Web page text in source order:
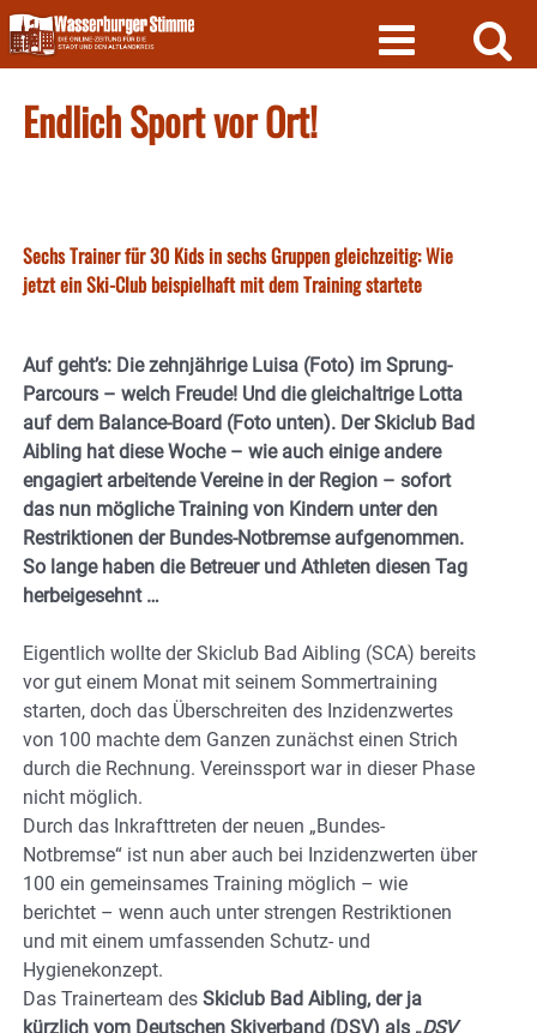
Skip
to
content
Endlich Sport vor Ort!
Sechs Trainer für 30 Kids in sechs Gruppen gleichzeitig: Wie
jetzt ein Ski-Club beispielhaft mit dem Training startete
Auf geht’s: Die zehnjährige Luisa (Foto) im Sprung-
Parcours – welch Freude! Und die gleichaltrige Lotta
auf dem Balance-Board (Foto unten). Der Skiclub Bad
Aibling hat diese Woche – wie auch einige andere
engagiert arbeitende Vereine in der Region – sofort
das nun mögliche Training von Kindern unter den
Restriktionen der Bundes-Notbremse aufgenommen.
So lange haben die Betreuer und Athleten diesen Tag
herbeigesehnt …
Eigentlich wollte der Skiclub Bad Aibling (SCA) bereits
vor gut einem Monat mit seinem Sommertraining
starten, doch das Überschreiten des Inzidenzwertes
von 100 machte dem Ganzen zunächst einen Strich
durch die Rechnung. Vereinssport war in dieser Phase
nicht möglich.
Durch das Inkrafttreten der neuen „Bundes-
Notbremse“ ist nun aber auch bei Inzidenzwerten über
100 ein gemeinsames Training möglich – wie
berichtet – wenn auch unter strengen Restriktionen
und mit einem umfassenden Schutz- und
Hygienekonzept.
Das Trainerteam des Skiclub Bad Aibling, der ja
kürzlich vom Deutschen Skiverband (DSV) als „DSV